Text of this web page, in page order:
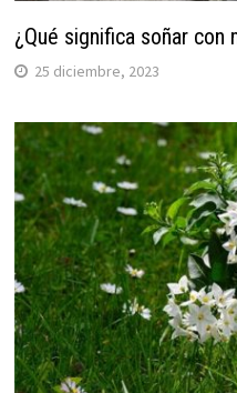
¿Qué significa soñar con
25 diciembre, 2023